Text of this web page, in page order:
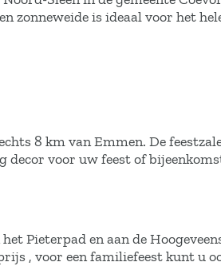
zonneweide is ideaal voor het
8 km van Emmen. De
decor voor uw feest of
Pieterpad en aan de
, voor een familiefeest kunt u